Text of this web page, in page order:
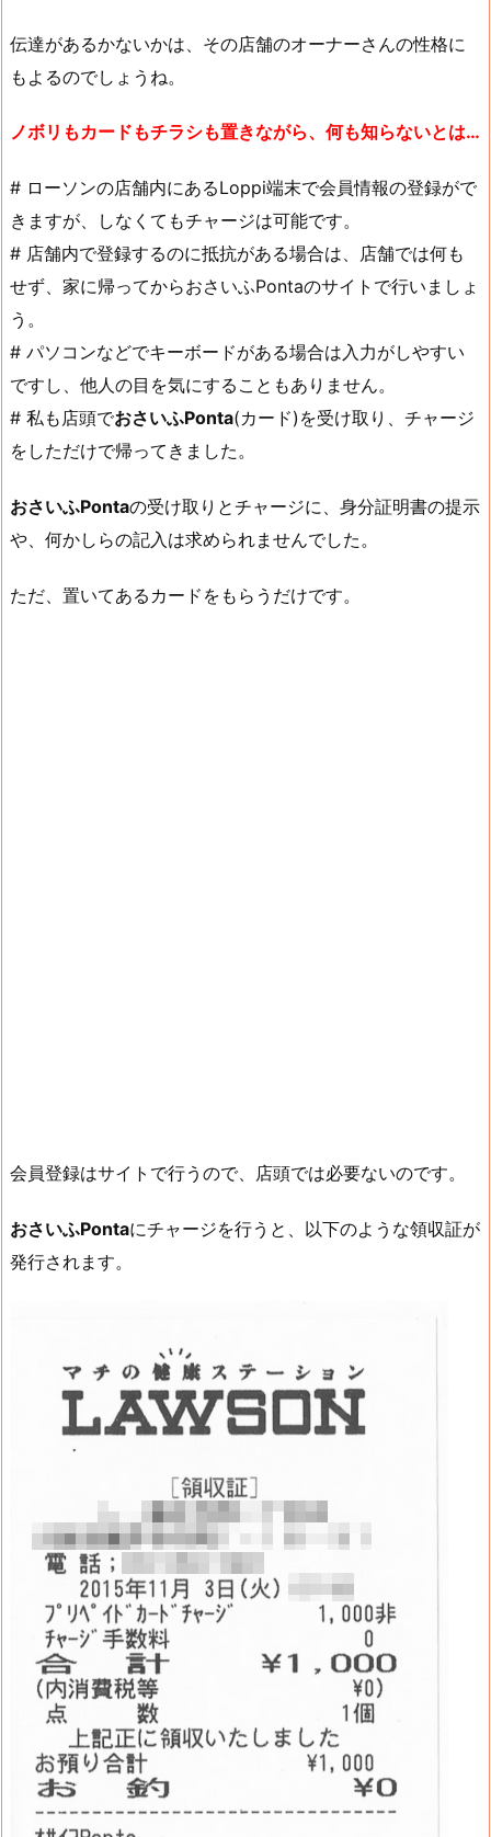
伝達があるかないかは、その店舗のオーナーさんの性格に
もよるのでしょうね。
ノボリもカードもチラシも置きながら、何も知らないとは…
# ローソンの店舗内にあるLoppi端末で会員情報の登録がで
きますが、しなくてもチャージは可能です。
# 店舗内で登録するのに抵抗がある場合は、店舗では何も
せず、家に帰ってからおさいふPontaのサイトで行いましょ
う。
# パソコンなどでキーボードがある場合は入力がしやすい
ですし、他人の目を気にすることもありません。
# 私も店頭でおさいふPonta(カード)を受け取り、チャージ
をしただけで帰ってきました。
おさいふPontaの受け取りとチャージに、身分証明書の提示
や、何かしらの記入は求められませんでした。
ただ、置いてあるカードをもらうだけです。
会員登録はサイトで行うので、店頭では必要ないのです。
おさいふPontaにチャージを行うと、以下のような領収証が
発行されます。